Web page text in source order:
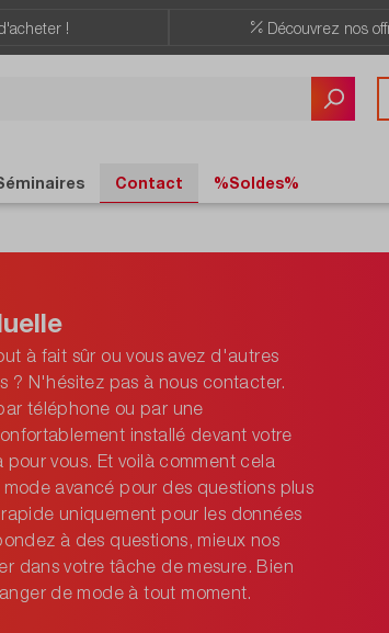
! Découvrez nos
Contact %Soldes%
à fait sûr ou vous avez d'autres
? N'hésitez pas à nous contacter.
téléphone ou par une
installé devant votre
vous. Et voilà comment cela
avancé pour des questions plus
uniquement pour les données
à des questions, mieux nos
dans votre tâche de mesure. Bien
de mode à tout moment.